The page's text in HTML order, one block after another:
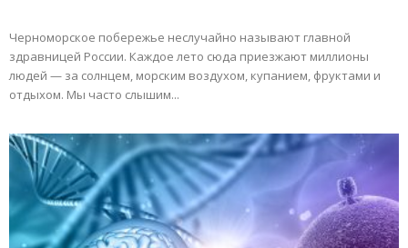
Черноморское побережье неслучайно называют главной
здравницей России. Каждое лето сюда приезжают миллионы
людей — за солнцем, морским воздухом, купанием, фруктами и
отдыхом. Мы часто слышим...